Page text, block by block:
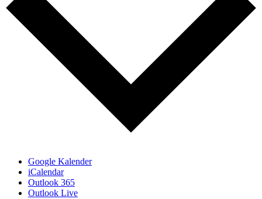
Google Kalender
iCalendar
Outlook 365
Outlook Live